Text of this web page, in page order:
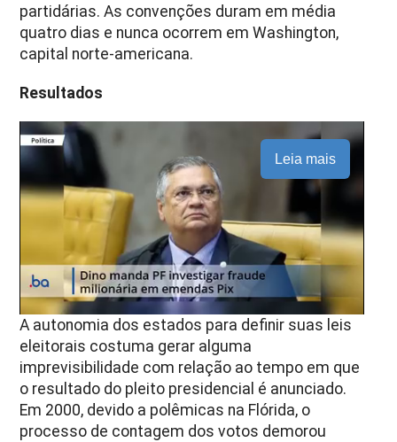
partidárias. As convenções duram em média
quatro dias e nunca ocorrem em Washington,
capital norte-americana.
Resultados
Leia mais
A autonomia dos estados para definir suas leis
eleitorais costuma gerar alguma
imprevisibilidade com relação ao tempo em que
o resultado do pleito presidencial é anunciado.
Em 2000, devido a polêmicas na Flórida, o
processo de contagem dos votos demorou